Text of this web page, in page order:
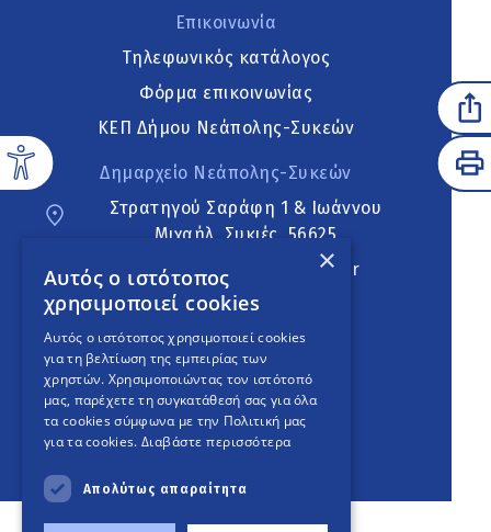
Επικοινωνία
Τηλεφωνικός κατάλογος
Φόρμα επικοινωνίας
ΚΕΠ Δήμου Νεάπολης-Συκεών
Δημαρχείο Νεάπολης-Συκεών
Στρατηγού Σαράφη 1 & Ιωάννου
Μιχαήλ, Συκιές, 56625
neapoli.sykies@ddt.gov.gr
Ακολουθήστε
English Version
An project
×
Αυτός ο ιστότοπος
χρησιμοποιεί cookies
Αυτός ο ιστότοπος χρησιμοποιεί cookies
για τη βελτίωση της εμπειρίας των
χρηστών. Χρησιμοποιώντας τον ιστότοπό
μας, παρέχετε τη συγκατάθεσή σας για όλα
τα cookies σύμφωνα με την Πολιτική μας
για τα cookies. Διαβάστε περισσότερα
Απολύτως απαραίτητα